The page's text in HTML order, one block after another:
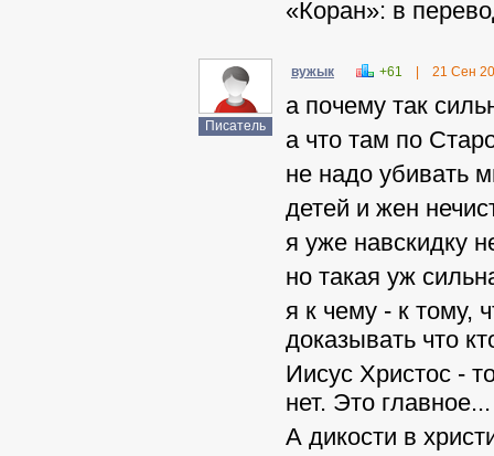
«Коран»: в
Писатель
вужык +61 21 Сен
а почему так
а что там по
не надо убивать
детей и жен
я уже навскидку
но такая уж
я к чему - к тому,
доказывать что
Иисус Христос -
нет. Это главное...
А дикости в